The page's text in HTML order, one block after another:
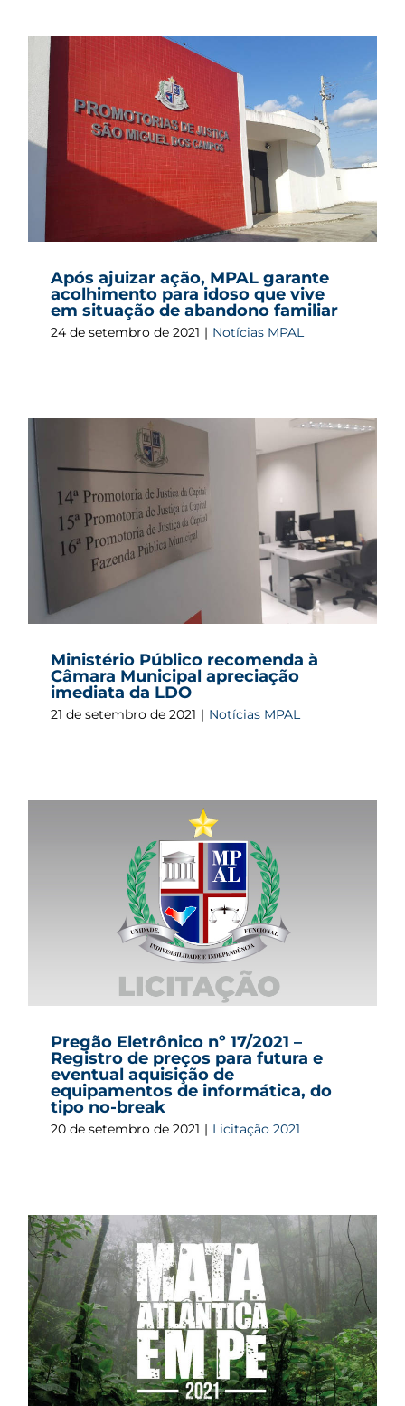
Após ajuizar ação, MPAL garante
acolhimento para idoso que vive
em situação de abandono familiar
24 de setembro de 2021 | Notícias MPAL
Ministério Público recomenda à
Câmara Municipal apreciação
imediata da LDO
21 de setembro de 2021 | Notícias MPAL
Pregão Eletrônico nº 17/2021 –
Registro de preços para futura e
eventual aquisição de
equipamentos de informática, do
tipo no-break
20 de setembro de 2021 | Licitação 2021